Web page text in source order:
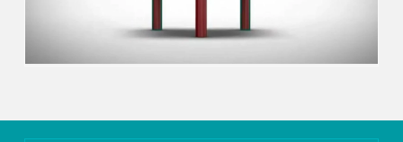
Accept More information